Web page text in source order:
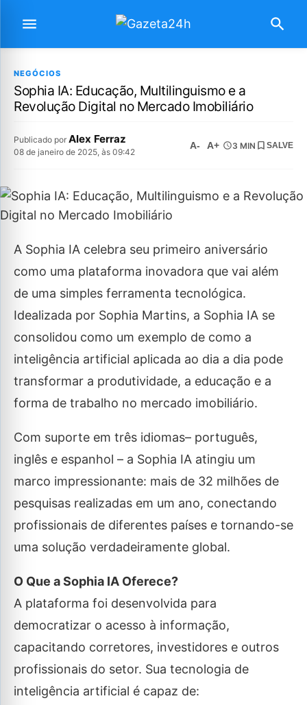
NEGÓCIOS
Sophia IA: Educação, Multilinguismo e a
Revolução Digital no Mercado Imobiliário
Publicado por Alex Ferraz
08 de janeiro de 2025, às 09:42
A- A+ 3 MIN SALVE
A Sophia IA celebra seu primeiro aniversário
como uma plataforma inovadora que vai além
de uma simples ferramenta tecnológica.
Idealizada por Sophia Martins, a Sophia IA se
consolidou como um exemplo de como a
inteligência artificial aplicada ao dia a dia pode
transformar a produtividade, a educação e a
forma de trabalho no mercado imobiliário.
Com suporte em três idiomas– português,
inglês e espanhol – a Sophia IA atingiu um
marco impressionante: mais de 32 milhões de
pesquisas realizadas em um ano, conectando
profissionais de diferentes países e tornando-se
uma solução verdadeiramente global.
O Que a Sophia IA Oferece?
A plataforma foi desenvolvida para
democratizar o acesso à informação,
capacitando corretores, investidores e outros
profissionais do setor. Sua tecnologia de
inteligência artificial é capaz de: